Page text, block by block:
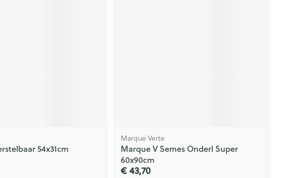
54x31cm
Marque Verte
Marque V Semes Onderl Super
60x90cm
€ 43,70